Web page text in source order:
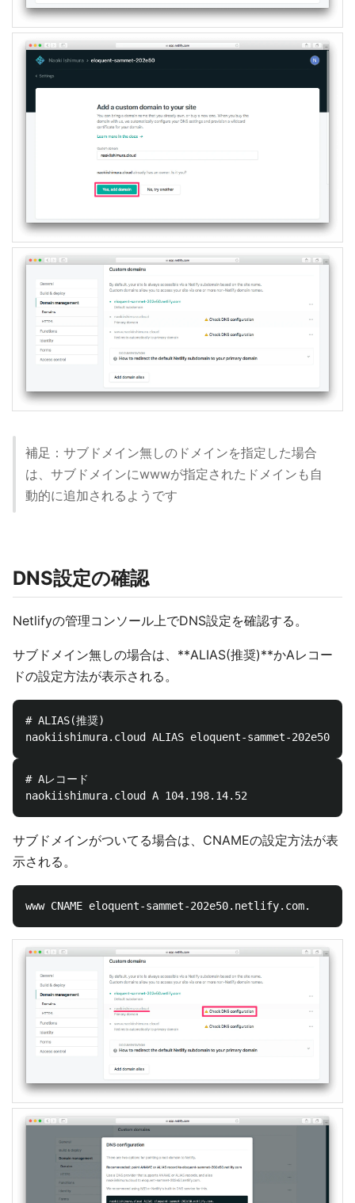
補足：サブドメイン無しのドメインを指定した場合
は、サブドメインにwwwが指定されたドメインも自
動的に追加されるようです
DNS設定の確認
Netlifyの管理コンソール上でDNS設定を確認する。
サブドメイン無しの場合は、**ALIAS(推奨)**かAレコー
ドの設定方法が表示される。
# ALIAS(推奨)
# Aレコード
サブドメインがついてる場合は、CNAMEの設定方法が表
示される。